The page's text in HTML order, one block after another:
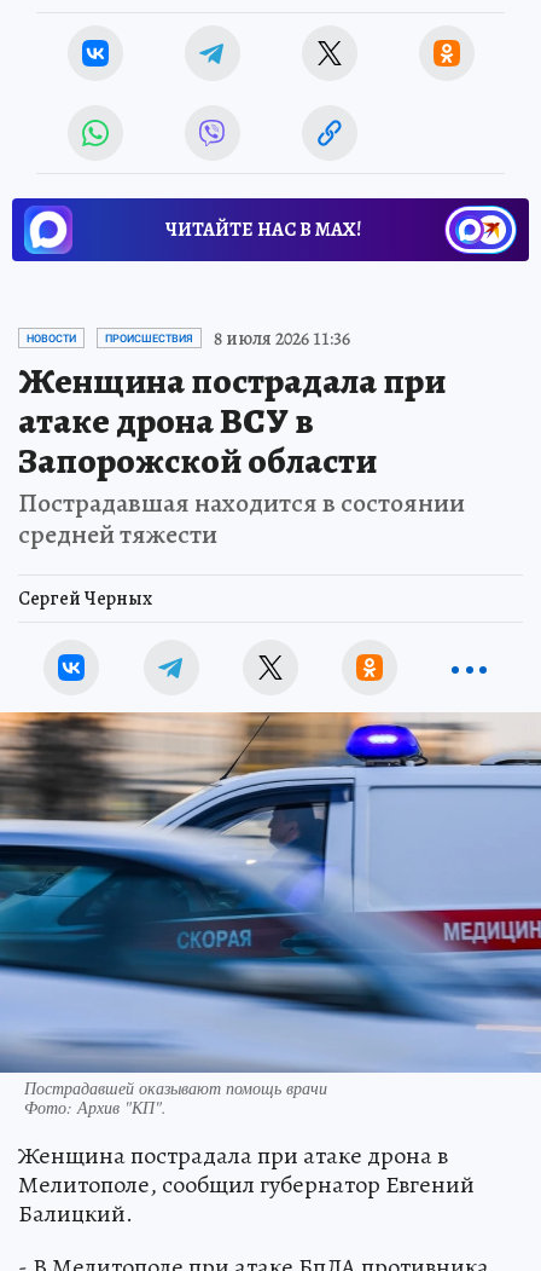
ЧИТАЙТЕ НАС В МАХ!
НОВОСТИ ПРОИСШЕСТВИЯ 8 июля 2026 11:36
Женщина пострадала при
атаке дрона ВСУ в
Запорожской области
Пострадавшая находится в состоянии
средней тяжести
Сергей Черных
Пострадавшей оказывают помощь врачи
Фото:Архив "КП".
Женщина пострадала при атаке дрона в
Мелитополе, сообщил губернатор Евгений
Балицкий.